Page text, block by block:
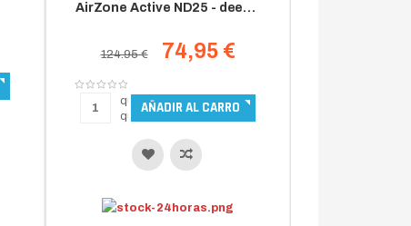
AirZone Active ND25 - deep
124.95 € 74,95 €